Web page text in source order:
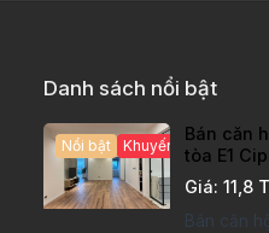
Danh sách nổi bật
Nổi bật Khuyến mại hấp dẫn
Bán căn
tòa E1
chất
Giá: 11,8
Bán căn